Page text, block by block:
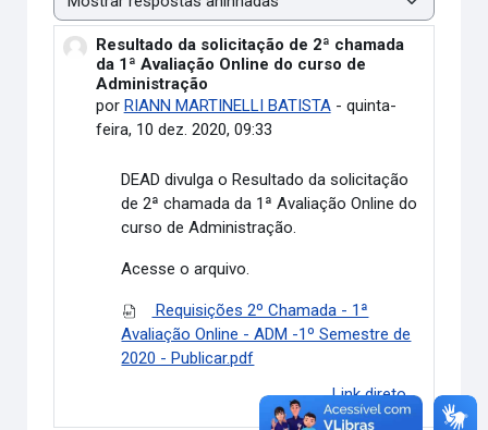
Modo de visualização
Resultado da solicitação de 2ª chamada
da 1ª Avaliação Online do curso de
Administração
por RIANN MARTINELLI BATISTA- quinta-
feira, 10 dez. 2020, 09:33
Número de respostas: 0
DEAD divulga oResultado da solicitação
de 2ª chamada da 1ª Avaliação Online do
curso de Administração.
Acesse o arquivo.
Requisições 2º Chamada - 1ª
Avaliação Online - ADM -1º Semestre de
2020 - Publicar.pdf
Link direto